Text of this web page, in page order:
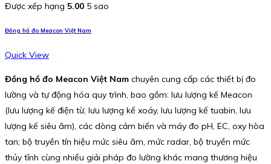
Được xếp hạng 5.00 5 sao
Đồng hồ đo Meacon Việt Nam
Quick View
Đồng hồ đo Meacon Việt Nam chuyên cung cấp các thiết bị đo
lường và tự động hóa quy trình, bao gồm: lưu lượng kế Meacon
(lưu lượng kế điện từ, lưu lượng kế xoáy, lưu lượng kế tuabin, lưu
lượng kế siêu âm), các dòng cảm biến và máy đo pH, EC, oxy hòa
tan; bộ truyền tín hiệu mức siêu âm, mức radar, bộ truyền mức
thủy tĩnh cùng nhiều giải pháp đo lường khác mang thương hiệu